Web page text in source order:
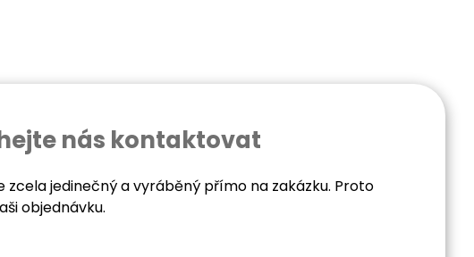
nás kontaktovat
jedinečný a vyráběný přímo na zakázku. Proto
objednávku.